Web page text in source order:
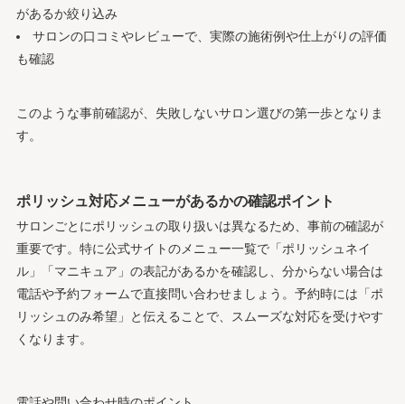
があるか絞り込み
サロンの口コミやレビューで、実際の施術例や仕上がりの評価
も確認
このような事前確認が、失敗しないサロン選びの第一歩となりま
す。
ポリッシュ対応メニューがあるかの確認ポイント
サロンごとにポリッシュの取り扱いは異なるため、事前の確認が
重要です。特に公式サイトのメニュー一覧で「ポリッシュネイ
ル」「マニキュア」の表記があるかを確認し、分からない場合は
電話や予約フォームで直接問い合わせましょう。予約時には「ポ
リッシュのみ希望」と伝えることで、スムーズな対応を受けやす
くなります。